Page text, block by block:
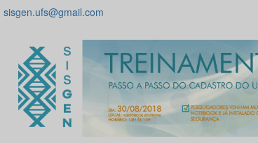
sisgen.ufs@gmail.com